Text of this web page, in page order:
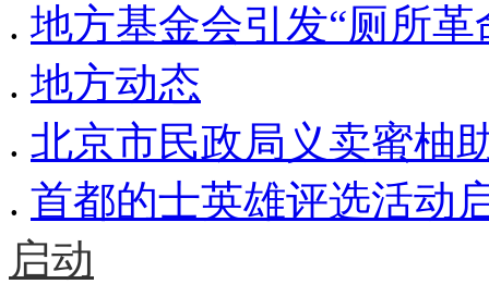
. 地方基金会引发“厕所革
. 地方动态
. 北京市民政局义卖蜜柚
. 首都的士英雄评选活动
启动